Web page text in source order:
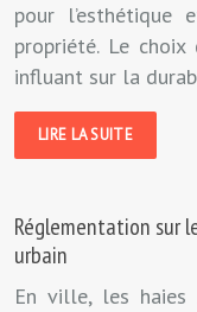
pour
propriété. Le
influant sur la
LIRE LA SUITE
Réglementation sur
urbain
En ville, les